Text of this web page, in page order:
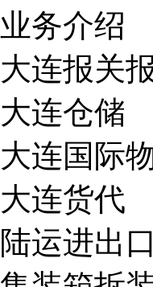
业务介绍
大连报关
大连仓储
大连国际
大连货代
陆运进出